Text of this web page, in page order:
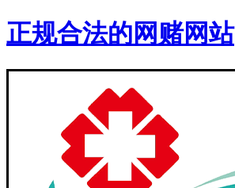
正规合法的网赌网站